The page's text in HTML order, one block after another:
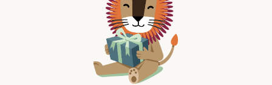
Obermaterial: 85% Spandex, 15%
Polyester; Außensohle: 100% TPR
Mit Fußgewölbeunterstützung &
Polsterung für mehr Komfort
Teile deine Erfahrungen mit anderen Kunden.
Bewertung schreiben